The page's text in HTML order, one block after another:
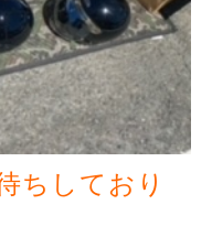
ちしており